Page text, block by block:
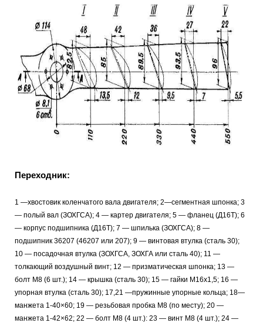
Переходник:
1 —хвостовик коленчатого вала двигателя; 2—сегментная шпонка; 3
— полый вал (ЗОХГСА); 4 — картер двигателя; 5 — фланец (Д16Т); 6
— корпус подшипника (Д16Т); 7 — шпилька (ЗОХГСА); 8 —
подшипник 36207 (46207 или 207); 9 — винтовая втулка (сталь 30);
10 — посадочная втулка (ЗОХГСА, ЗОХГА или сталь 40); 11 —
толкающий воздушный винт; 12 — призматическая шпонка; 13 —
болт М8 (6 шт.); 14 — крышка (сталь 30); 15 — гайки М16х1,5; 16 —
упорная втулка (сталь 30); 17,21 —пружинные упорные кольца; 18—
манжета 1-40×60; 19 — резьбовая пробка М8 (по месту); 20 —
манжета 1-42×62; 22 — болт М8 (4 шт.): 23 — винт М8 (4 шт.); 24 —